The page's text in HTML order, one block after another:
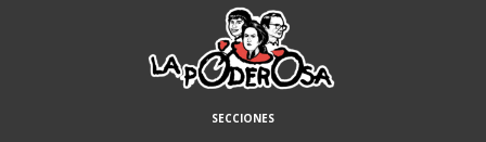
SECCIONES